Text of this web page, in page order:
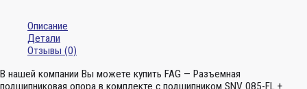
Описание
Детали
Отзывы (0)
В нашей компании Вы можете купить FAG — Разъемная
подшипниковая опора в комплекте с подшипником SNV 085-FL +